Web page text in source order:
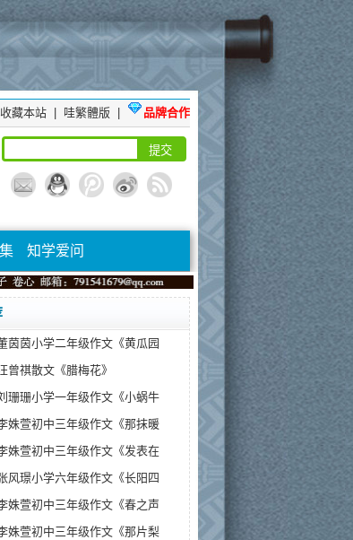
收藏本站 哇繁體版 品牌合作
知学爱问
茵茵小学二年级作文《黄瓜园
曾祺散文《腊梅花》
珊珊小学一年级作文《小蜗牛
姝萱初中三年级作文《那抹暖
姝萱初中三年级作文《发表在
风璟小学六年级作文《长阳四
姝萱初中三年级作文《春之声
姝萱初中三年级作文《那片梨